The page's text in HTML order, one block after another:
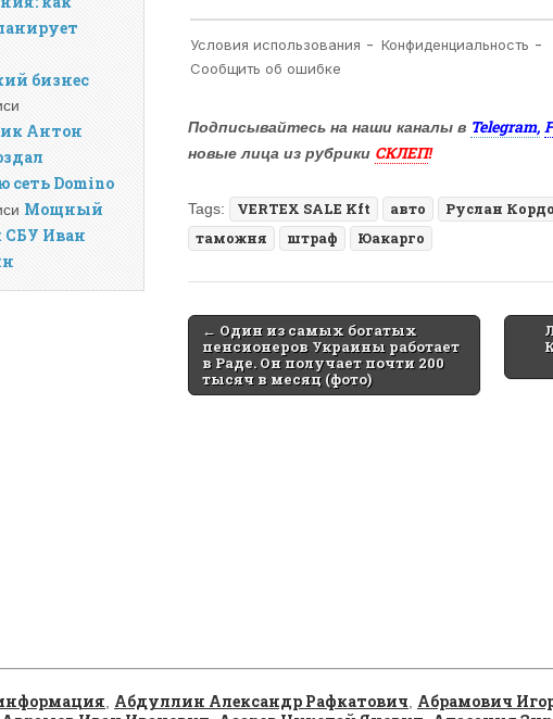
Подписывайтесь на наши каналы в Telegram,
новые лица из рубрики СКЛЕП!
Tags: VERTEX SALE Kft авто Руслан
таможня
штраф Юакарго
Post
navigation
← Один из самых богатых
пенсионеров Украины работает
в Раде. Он получает почти 200
тысяч в месяц (фото)
бизнес
Антон
Domino
Мощный
СБУ Иван
Абдуллин Александр Рафкатович Абрамович